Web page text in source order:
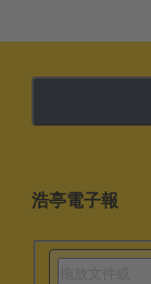
浩亭電子報